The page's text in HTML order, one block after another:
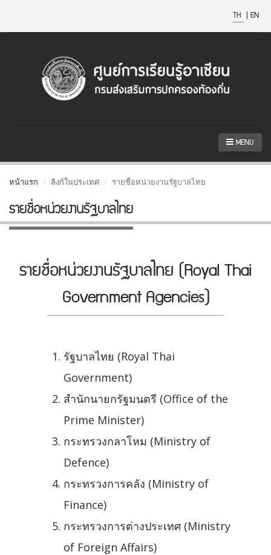
TH | EN
MENU
หน้าแรก ลิงก์ในประเทศ รายชื่อหน่วยงานรัฐบาลไทย
รายชื่อหน่วยงานรัฐบาลไทย
รายชื่อหน่วยงานรัฐบาลไทย (Royal Thai
Government Agencies)
รัฐบาลไทย (Royal Thai
Government)
สำนักนายกรัฐมนตรี (Office of the
Prime Minister)
กระทรวงกลาโหม (Ministry of
Defence)
กระทรวงการคลัง (Ministry of
Finance)
กระทรวงการต่างประเทศ (Ministry
of Foreign Affairs)